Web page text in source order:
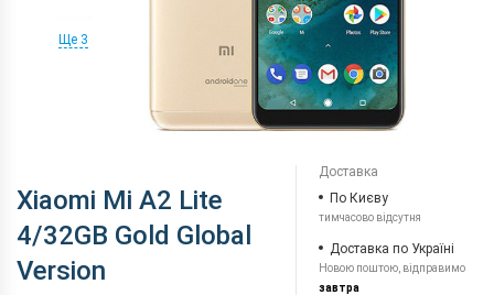
Ще 3
Xiaomi Mi A2 Lite
4/32GB Gold Global
Version
Доставка
По Києву
тимчасово відсутня
Доставка по Україні
Новою поштою, відправимо
завтра